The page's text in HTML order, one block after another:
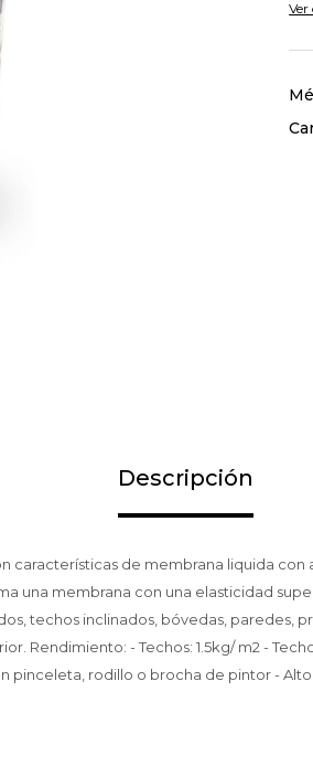
Ver
Descripción
características de membrana liquida
una membrana con una elasticidad
techos inclinados, bóvedas, paredes,
Rendimiento: - Techos: 1.5kg/ m2 -
pinceleta, rodillo o brocha de pintor -